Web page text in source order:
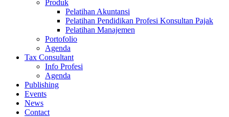
Produk
Pelatihan Akuntansi
Pelatihan Pendidikan Profesi Konsultan Pajak
Pelatihan Manajemen
Portofolio
Agenda
Tax Consultant
Info Profesi
Agenda
Publishing
Events
News
Contact